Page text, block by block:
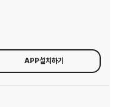
APP설치하기